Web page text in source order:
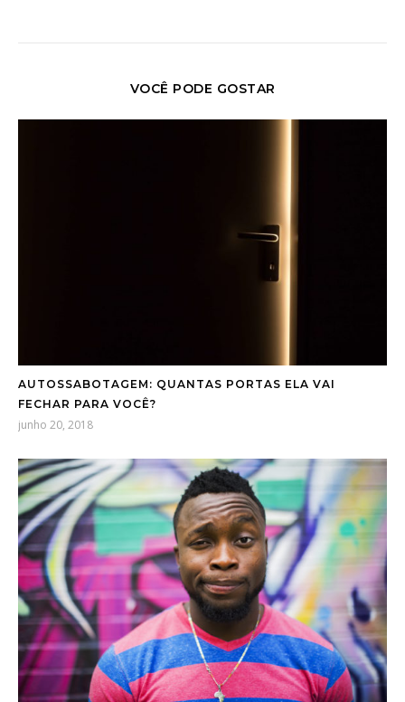
VOCÊ PODE GOSTAR
AUTOSSABOTAGEM: QUANTAS PORTAS ELA VAI
FECHAR PARA VOCÊ?
junho 20, 2018